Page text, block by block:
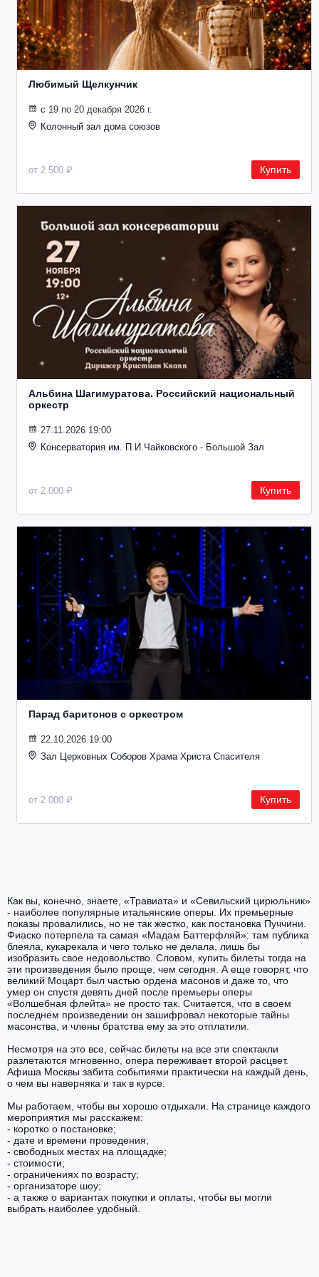
Любимый Щелкунчик
с 19 по 20 декабря 2026 г.
Колонный зал дома союзов
от 2 500 ₽ Купить
Альбина Шагимуратова. Российский национальный
оркестр
27.11.2026 19:00
Консерватория им. П.И.Чайковского - Большой Зал
от 2 000 ₽ Купить
Парад баритонов с оркестром
22.10.2026 19:00
Зал Церковных Соборов Храма Христа Спасителя
от 2 000 ₽ Купить
Как вы, конечно, знаете, «Травиата» и «Севильский цирюльник»
- наиболее популярные итальянские оперы. Их премьерные
показы провалились, но не так жестко, как постановка Пуччини.
Фиаско потерпела та самая «Мадам Баттерфляй»: там публика
блеяла, кукарекала и чего только не делала, лишь бы
изобразить свое недовольство. Словом, купить билеты тогда на
эти произведения было проще, чем сегодня. А еще говорят, что
великий Моцарт был частью ордена масонов и даже то, что
умер он спустя девять дней после премьеры оперы
«Волшебная флейта» не просто так. Считается, что в своем
последнем произведении он зашифровал некоторые тайны
масонства, и члены братства ему за это отплатили.
Несмотря на это все, сейчас билеты на все эти спектакли
разлетаются мгновенно, опера переживает второй расцвет.
Афиша Москвы забита событиями практически на каждый день,
о чем вы наверняка и так в курсе.
Мы работаем, чтобы вы хорошо отдыхали. На странице каждого
мероприятия мы расскажем:
- коротко о постановке;
- дате и времени проведения;
- свободных местах на площадке;
- стоимости;
- ограничениях по возрасту;
- организаторе шоу;
- а также о вариантах покупки и оплаты, чтобы вы могли
выбрать наиболее удобный.